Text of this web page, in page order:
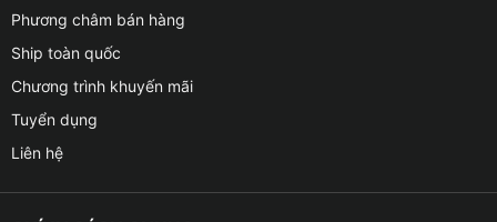
Phương châm bán hàng
Ship toàn quốc
Chương trình khuyến mãi
Tuyển dụng
Liên hệ